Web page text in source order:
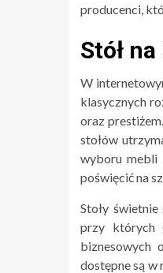
producenci,
Stół
W
klasycznych
oraz
stołów
wyboru mebli
poświęcić na
Stoły
przy których
biznesowych
dostępne są w